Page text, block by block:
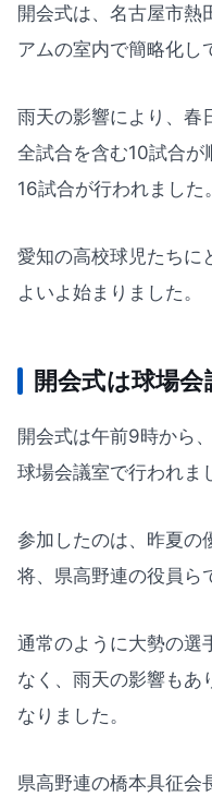
開会式は、名古屋市熱
アムの室内で簡略化し
雨天の影響により、春
全試合を含む10試合
16試合が行われました。
愛知の高校球児たちに
よいよ始まりました。
開会式は球場
開会式は午前9時から
球場会議室で行われま
参加したのは、昨夏の
将、県高野連の役員ら
通常のように大勢の選
なく、雨天の影響もあ
なりました。
県高野連の橋本具征会